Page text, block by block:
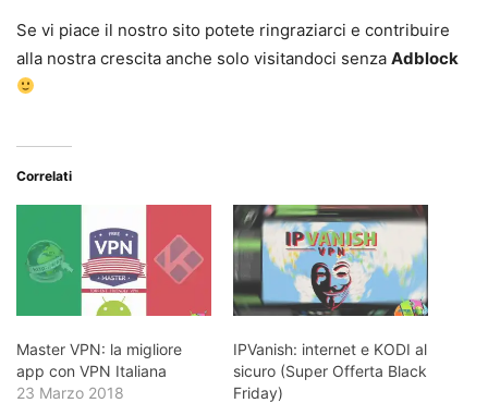
Se vi piace il nostro sito potete ringraziarci e contribuire
alla nostra crescita anche solo visitandoci senza Adblock
Correlati
Master VPN: la migliore
app con VPN Italiana
23 Marzo 2018
IPVanish: internet e KODI al
sicuro (Super Offerta Black
Friday)